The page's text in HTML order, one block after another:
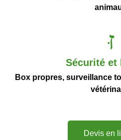
Sécurité et
Box propres, surveillance
Devis en